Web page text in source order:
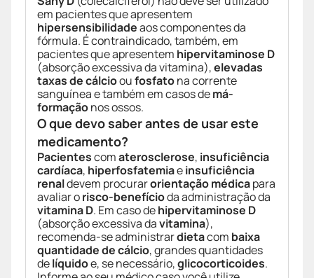
em pacientes que apresentem
hipersensibilidadeaos componentes da
fórmula. É contraindicado, também, em
pacientes que apresentem hipervitaminose D
(absorção excessiva da vitamina),elevadas
taxas de cálciooufosfatona corrente
sanguínea e também em casos demá-
formaçãonos ossos.
O que devo saber antes de usar este
medicamento?
Pacientescomaterosclerose, insuficiência
cardíaca, hiperfosfatemiaeinsuficiência
renaldevem procurarorientação médicapara
avaliar orisco-benefícioda administração da
vitamina D. Em caso dehipervitaminose D
(absorção excessiva davitamina),
recomenda-se administrardietacom baixa
quantidade de cálcio, grandes quantidades
delíquidoe, se necessário,glicocorticoides.